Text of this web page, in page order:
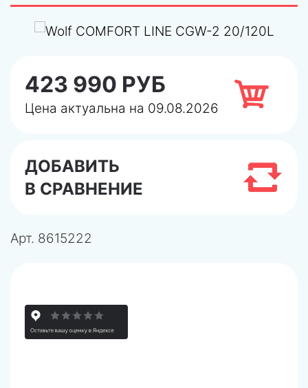
423 990 РУБ
Цена актуальна на 09.08.2026
ДОБАВИТЬ
В СРАВНЕНИЕ
Арт. 8615222